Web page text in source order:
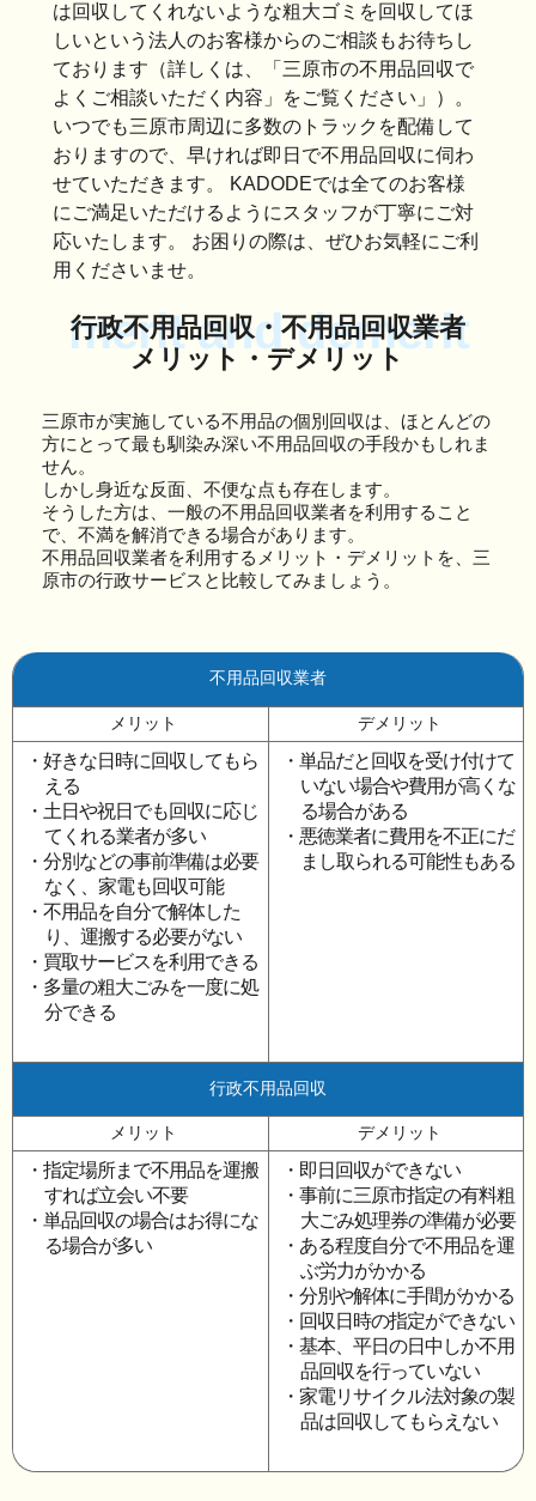
は回収してくれないような粗大ゴミを回収してほ
しいという法人のお客様からのご相談もお待ちし
ております（詳しくは、「三原市の不用品回収で
よくご相談いただく内容」をご覧ください」）。
いつでも三原市周辺に多数のトラックを配備して
おりますので、早ければ即日で不用品回収に伺わ
せていただきます。 KADODEでは全てのお客様
にご満足いただけるようにスタッフが丁寧にご対
応いたします。 お困りの際は、ぜひお気軽にご利
用くださいませ。
merit and demerit
行政不用品回収・不用品回収業者
メリット・デメリット
三原市が実施している不用品の個別回収は、ほとんどの
方にとって最も馴染み深い不用品回収の手段かもしれま
せん。
しかし身近な反面、不便な点も存在します。
そうした方は、一般の不用品回収業者を利用すること
で、不満を解消できる場合があります。
不用品回収業者を利用するメリット・デメリットを、三
原市の行政サービスと比較してみましょう。
不用品回収業者
メリット デメリット
・好きな日時に回収してもら
える
・土日や祝日でも回収に応じ
てくれる業者が多い
・分別などの事前準備は必要
なく、家電も回収可能
・不用品を自分で解体した
り、運搬する必要がない
・買取サービスを利用できる
・多量の粗大ごみを一度に処
分できる
・単品だと回収を受け付けて
いない場合や費用が高くな
る場合がある
・悪徳業者に費用を不正にだ
まし取られる可能性もある
行政不用品回収
メリット デメリット
・指定場所まで不用品を運搬
すれば立会い不要
・単品回収の場合はお得にな
る場合が多い
・即日回収ができない
・事前に三原市指定の有料粗
大ごみ処理券の準備が必要
・ある程度自分で不用品を運
ぶ労力がかかる
・分別や解体に手間がかかる
・回収日時の指定ができない
・基本、平日の日中しか不用
品回収を行っていない
・家電リサイクル法対象の製
品は回収してもらえない